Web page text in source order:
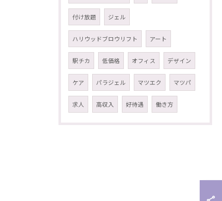
付け放題 ジェル
ハリウッドブロウリフト アート
駅チカ 低価格 オフィス デザイン
ケア パラジェル マツエク マツパ
求人 高収入 好待遇 働き方